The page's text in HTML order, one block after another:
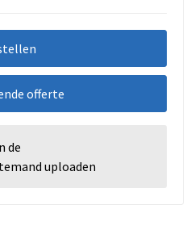
offerte
de
uploaden